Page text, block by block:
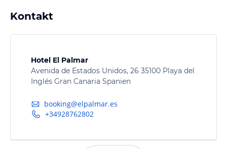
Kontakt
Hotel El Palmar
Avenida de Estados Unidos, 26 35100 Playa del
Inglés Gran Canaria Spanien
booking@elpalmar.es
+34928762802